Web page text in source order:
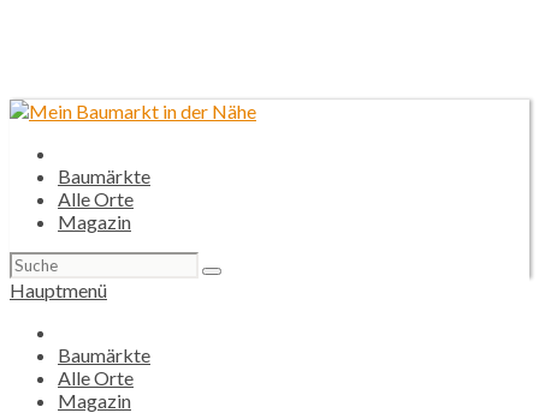
Baumärkte
Alle Orte
Magazin
Suchen
nach:
Hauptmenü
Baumärkte
Alle Orte
Magazin